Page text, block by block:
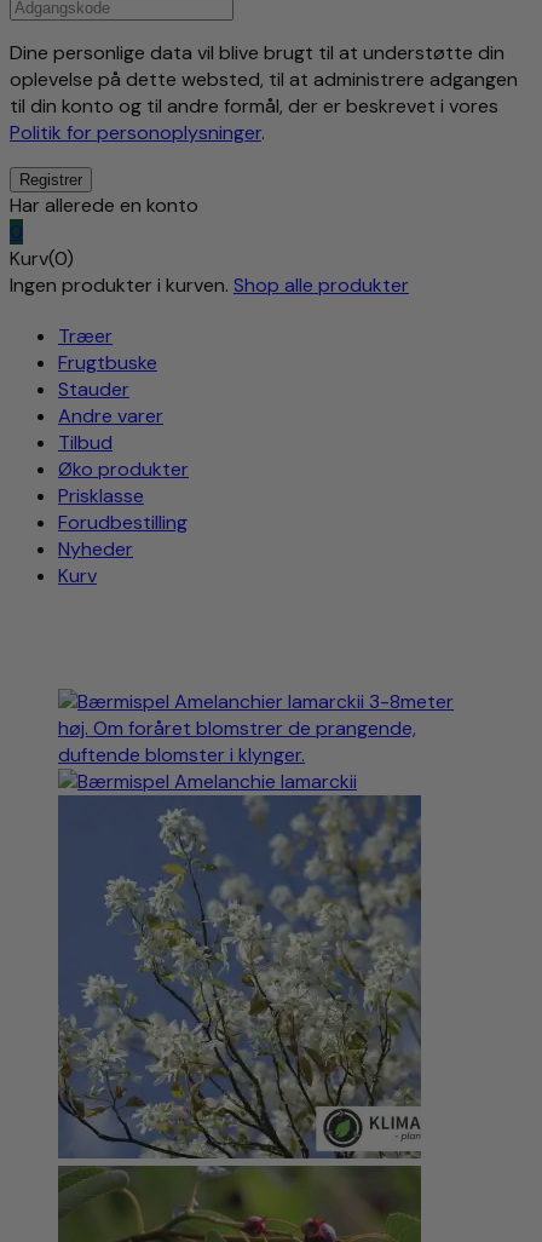
Dine personlige data vil blive brugt til at understøtte din
oplevelse på dette websted, til at administrere adgangen
til din konto og til andre formål, der er beskrevet i vores
Politik for personoplysninger.
Har allerede en konto
0
Kurv(0)
Ingen produkter i kurven. Shop alle produkter
Træer
Frugtbuske
Stauder
Andre varer
Tilbud
Øko produkter
Prisklasse
Forudbestilling
Nyheder
Kurv